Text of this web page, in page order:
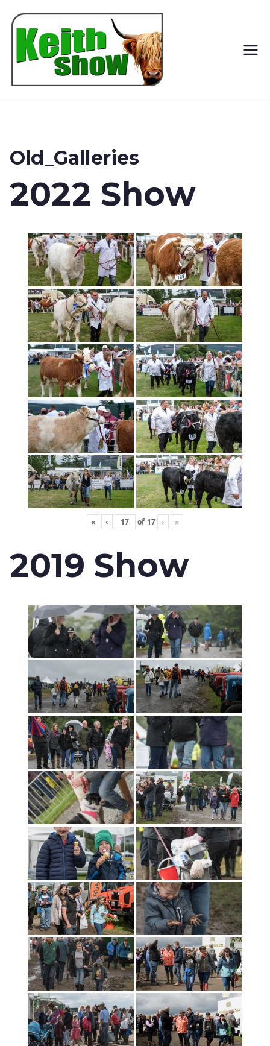
Old_Galleries
2022 Show
« ‹ of 17 › »
2019 Show